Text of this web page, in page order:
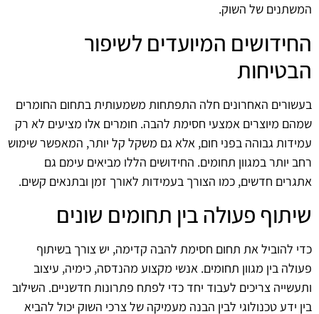
המשתנים של השוק.
החידושים המיועדים לשיפור
הבטיחות
בעשורים האחרונים חלה התפתחות משמעותית בתחום החומרים
שמהם מיוצרים אמצעי חסימת להבה. חומרים אלו מציעים לא רק
עמידות גבוהה בפני חום, אלא גם משקל קל יותר, המאפשר שימוש
רחב יותר במגוון תחומים. החידושים הללו מביאים עימם גם
אתגרים חדשים, כמו הצורך בעמידות לאורך זמן ובתנאים קשים.
שיתוף פעולה בין תחומים שונים
כדי להוביל את תחום חסימת להבה קדימה, יש צורך בשיתוף
פעולה בין מגוון תחומים. אנשי מקצוע מהנדסה, כימיה, עיצוב
ותעשייה צריכים לעבוד יחד כדי לפתח פתרונות חדשניים. השילוב
בין ידע טכנולוגי לבין הבנה מעמיקה של צרכי השוק יכול להביא